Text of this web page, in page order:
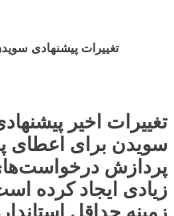
تغییرات پیشنهادی
تغییرات اخیر
سویدن برای اعطای
پردازش
زیادی ایجاد کرده